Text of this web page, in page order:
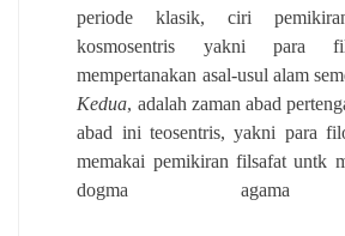
periode klasik, ciri
kosmosentris yakni para
mempertanakan asal-usul alam
Kedua, adalah zaman abad
abad ini teosentris, yakni para
memakai pemikiran filsafat untk
dogma agama